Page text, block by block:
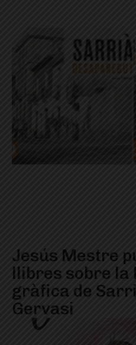
Jesús Mestre
llibres sobre
gràfica de
Gervasi